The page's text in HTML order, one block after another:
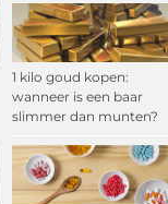
1 kilo goud kopen:
wanneer is een baar
slimmer dan munten?